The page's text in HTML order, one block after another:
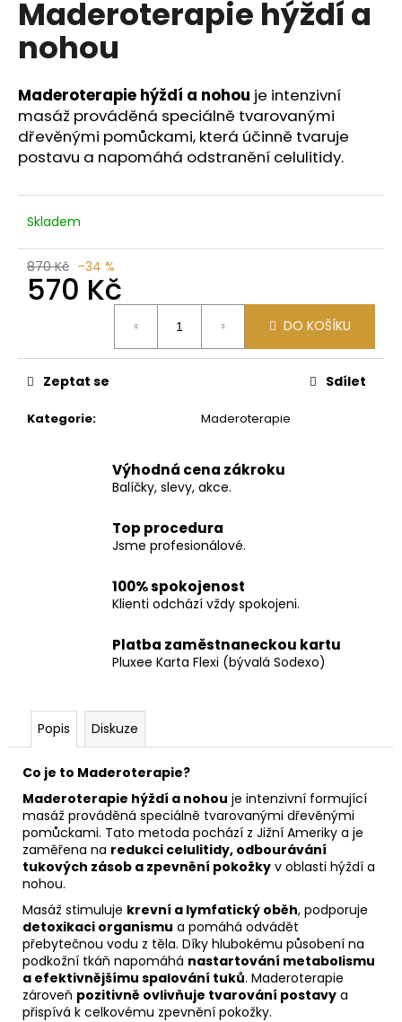
Maderoterapie hýždí a
nohou
Maderoterapie hýždí a nohou je intenzivní
masáž prováděná speciálně tvarovanými
dřevěnými pomůckami, která účinně tvaruje
postavu a napomáhá odstranění celulitidy.
Skladem
870 Kč –34 %
570 Kč
DO KOŠÍKU
Kategorie: Maderoterapie
Zeptat se Sdílet
Výhodná cena zákroku
Balíčky, slevy, akce.
Top procedura
Jsme profesionálové.
100% spokojenost
Klienti odchází vždy spokojeni.
Platba zaměstnaneckou kartu
Pluxee Karta Flexi (bývalá Sodexo)
Popis Diskuze
Co je to Maderoterapie?
Maderoterapie hýždí a nohou je intenzivní formující
masáž prováděná speciálně tvarovanými dřevěnými
pomůckami. Tato metoda pochází z Jižní Ameriky a je
zaměřena na redukci celulitidy, odbourávání
tukových zásob a zpevnění pokožky v oblasti hýždí a
nohou.
Masáž stimuluje krevní a lymfatický oběh, podporuje
detoxikaci organismu a pomáhá odvádět
přebytečnou vodu z těla. Díky hlubokému působení na
podkožní tkáň napomáhá nastartování metabolismu
a efektivnějšímu spalování tuků. Maderoterapie
zároveň pozitivně ovlivňuje tvarování postavy a
přispívá k celkovému zpevnění pokožky.
a
j
t
?
D
r
u
u